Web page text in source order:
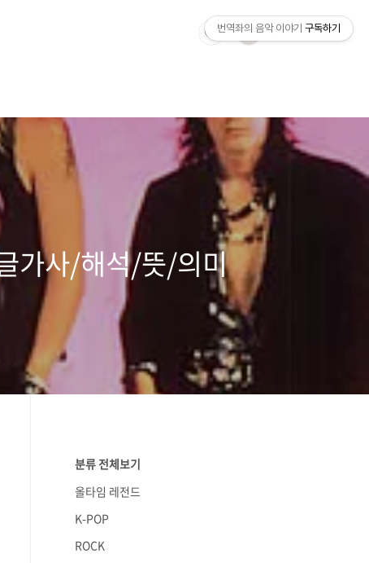
가사/해석/뜻/의미
분류 전체보기
올타임 레전드
K-POP
ROCK
번역좌의 음악 이야기 구독하기